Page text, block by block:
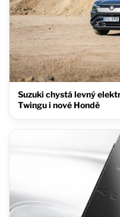
Suzuki chystá levný
Twingu i nové Hondě